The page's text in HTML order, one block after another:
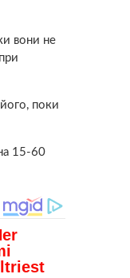
вони не
поки
15-60